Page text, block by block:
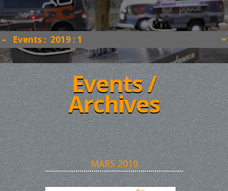
Events /
Archives
MARS2019